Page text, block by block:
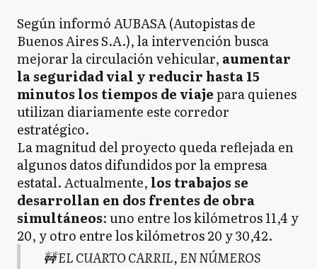
Según informó AUBASA (Autopistas de
Buenos Aires S.A.), la intervención busca
mejorar la circulación vehicular, aumentar
la seguridad vial y reducir hasta 15
minutos los tiempos de viajepara quienes
utilizan diariamente este corredor
estratégico.
La magnitud del proyecto queda reflejada en
algunos datos difundidos por la empresa
estatal. Actualmente, los trabajos se
desarrollan en dos frentes de obra
simultáneos: uno entre los kilómetros 11,4 y
20, y otro entre los kilómetros 20 y 30,42.
🚧 EL CUARTO CARRIL, EN NÚMEROS